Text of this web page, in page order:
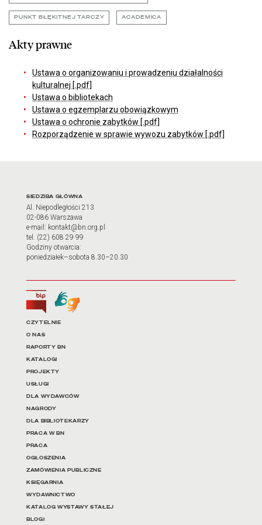
PUNKT BŁĘKITNEJ TARCZY ACADEMICA
Akty prawne
Ustawa o organizowaniu i prowadzeniu działalności
kulturalnej [.pdf]
Ustawa o bibliotekach
Ustawa o egzemplarzu obowiązkowym
Ustawa o ochronie zabytków [.pdf]
Rozporządzenie w sprawie wywozu zabytków [.pdf]
Adres oraz godziny
SIEDZIBA GŁÓWNA
Al. Niepodległości 213
02-086 Warszawa
e-mail: kontakt@bn.org.pl
tel. (22) 608 29 99
Godziny otwarcia:
poniedziałek–sobota 8.30–20.30
Biuletyn Informacji Publicznej
Tłumacz języka migowego
Linki do najważniejszych
CZYTELNIE
O NAS
RAPORTY BN
KATALOGI
PROJEKTY
USŁUGI
DLA WYDAWCÓW
NAGRODY
DLA BIBLIOTEKARZY
PRACA W BN
PRACA
OGŁOSZENIA
ZAMÓWIENIA PUBLICZNE
KSIĘGARNIA
WYDAWNICTWO
KATALOG WYSTAWY STAŁEJ
BLOGI